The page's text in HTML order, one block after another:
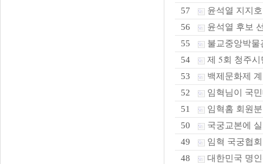
57 윤석열 지지
56 윤석열 후보
55 불교중앙박물
54 제 5회 청주
53 백제문화제
52 임혁님이 국
51 임혁홈 회원
50 국궁교본에
49 임혁 국궁협
48 대한민국 명